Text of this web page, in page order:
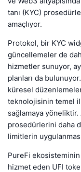
tanı (KYC)
amaçlıyor.
Protokol, bir KYC
güncellemeler de
hizmetler sunuyor,
planları da
küresel
teknolojisinin temel
sağlamaya yöneliktir.
prosedürlerini daha
limitlerin
PureFi
hizmet eden UFI